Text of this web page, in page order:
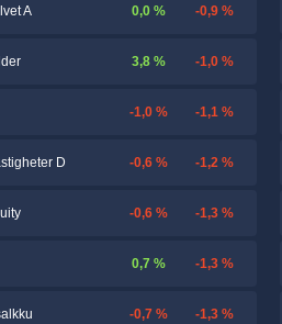
A 0,0 % -0,9 %
3,8 % -1,0 %
-1,0 % -1,1 %
D -0,6 % -1,2 %
-0,6 % -1,3 %
0,7 % -1,3 %
-0,7 % -1,3 %